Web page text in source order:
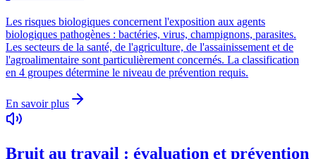
Les risques biologiques concernent l'exposition aux agents
biologiques pathogènes : bactéries, virus, champignons, parasites.
Les secteurs de la santé, de l'agriculture, de l'assainissement et de
l'agroalimentaire sont particulièrement concernés. La classification
en 4 groupes détermine le niveau de prévention requis.
En savoir plus
Bruit au travail : évaluation et prévention